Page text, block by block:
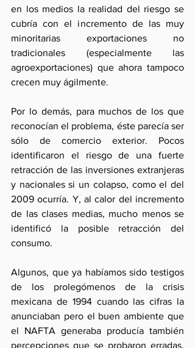
en los medios la realidad del riesgo se
cubría con el incremento de las muy
minoritarias exportaciones no
tradicionales (especialmente las
agroexportaciones) que ahora tampoco
crecen muy ágilmente.
Por lo demás, para muchos de los que
reconocían el problema, éste parecía ser
sólo de comercio exterior. Pocos
identificaron el riesgo de una fuerte
retracción de las inversiones extranjeras
y nacionales si un colapso, como el del
2009 ocurría. Y, al calor del incremento
de las clases medias, mucho menos se
identificó la posible retracción del
consumo.
Algunos, que ya habíamos sido testigos
de los prolegómenos de la crisis
mexicana de 1994 cuando las cifras la
anunciaban pero el buen ambiente que
el NAFTA generaba producía también
percepciones que se probaron erradas,